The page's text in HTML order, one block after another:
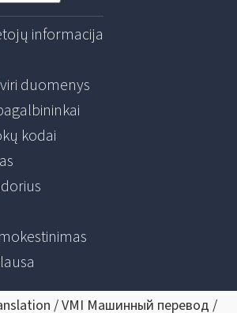
informacija
duomenys
kodai
/ VMI Машинный перевод /